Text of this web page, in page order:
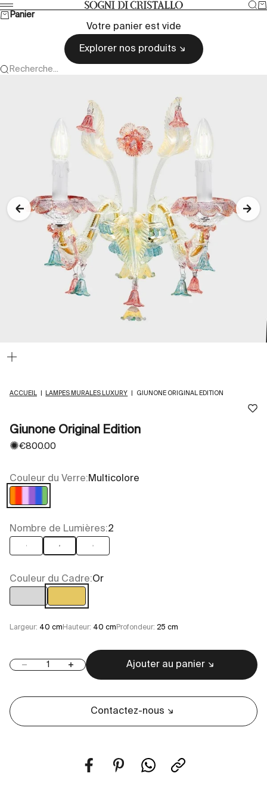
Passer au contenu Sogni di cristallo
Menu
Panier
Votre panier est vide
Explorer nos produits
Recherche...
ACCUEIL LAMPES MURALES LUXURY GIUNONE ORIGINAL EDITION
Giunone Original Edition
✺Prix de vente
€800.00
Couleur du Verre:Multicolore
Multicolore
Nombre de Lumières:2
1 2 3
Couleur du Cadre:Or
Chrome
Largeur: 40 cm Hauteur: 40 cm Profondeur: 25 cm
Diminuer la quantitéAugmenter la quantitéAjouter au panier
Contactez-nous